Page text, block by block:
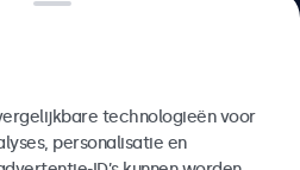
5000+ bedrijventechnologieën voor
personalisatie en